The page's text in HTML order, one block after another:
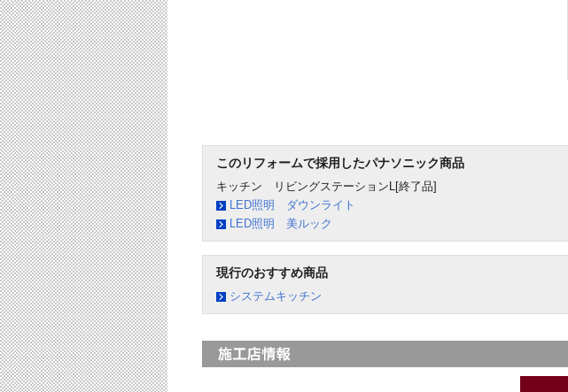
このリフォームで採用したパナソニック商品
キッチン リビングステーションL[終了品]
LED照明 ダウンライト
LED照明 美ルック
現行のおすすめ商品
システムキッチン